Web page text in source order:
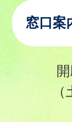
窓口案
（